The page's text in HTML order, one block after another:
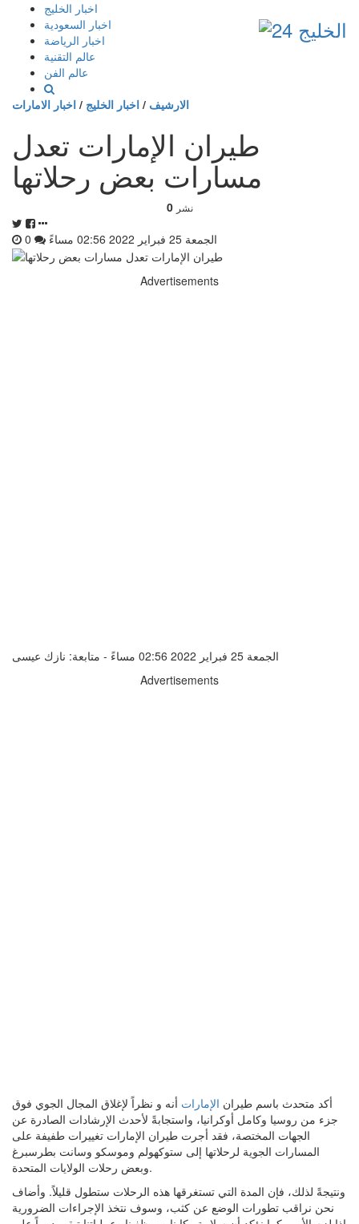
إذهب
المحتوى
اخبار الخليج
اخبار السعودية
اخبار الرياضة
عالم التقنية
عالم الفن
الارشيف / اخبار الخليج / اخبار الامارات
طيران الإمارات تعدل
مسارات بعض رحلاتها
0 نشر
الجمعة 25 فبراير 2022 02:56 مساءً
Advertisements
الجمعة 25 فبراير 2022 02:56 مساءً - متابعة: نازك عيسى
Advertisements
أكد متحدث باسم طيران الإمارات أنه و نظراً لإغلاق المجال الجوي فوق
جزء من روسيا وكامل أوكرانيا، واستجابةً لأحدث الإرشادات الصادرة عن
الجهات المختصة، فقد أجرت طيران الإمارات تغييرات طفيفة على
المسارات الجوية لرحلاتها إلى ستوكهولم وموسكو وسانت بطرسبرغ
وبعض رحلات الولايات المتحدة.
ونتيجةً لذلك، فإن المدة التي تستغرقها هذه الرحلات ستطول قليلاً. وأضاف
نحن نراقب تطورات الوضع عن كثب، وسوف نتخذ الإجراءات الضرورية